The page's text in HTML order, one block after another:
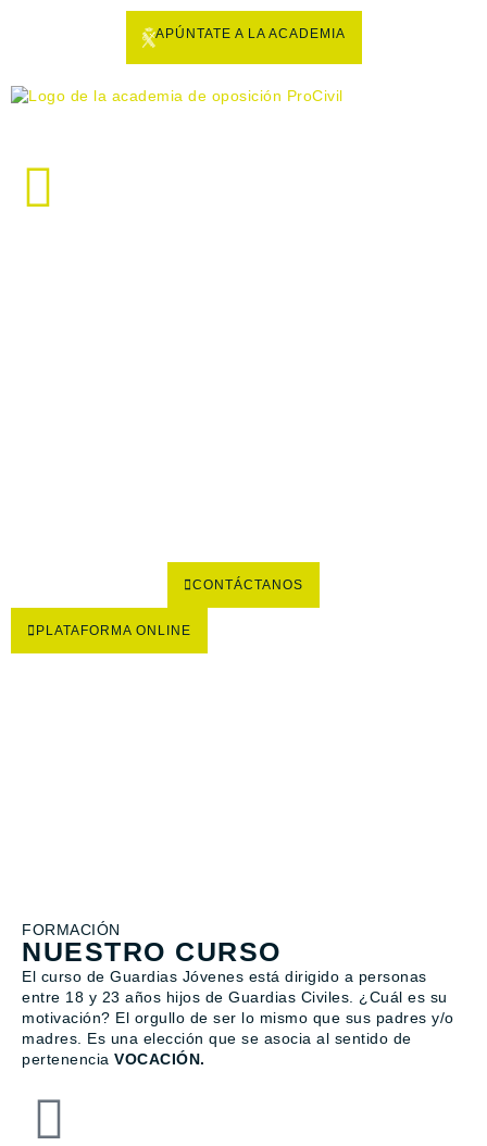
APÚNTATE A LA ACADEMIA
CONTÁCTANOS
PLATAFORMA ONLINE
FORMACIÓN
NUESTRO CURSO
El curso de Guardias Jóvenes está dirigido a personas
entre 18 y 23 años hijos de Guardias Civiles. ¿Cuál es su
motivación? El orgullo de ser lo mismo que sus padres y/o
madres. Es una elección que se asocia al sentido de
pertenencia VOCACIÓN.